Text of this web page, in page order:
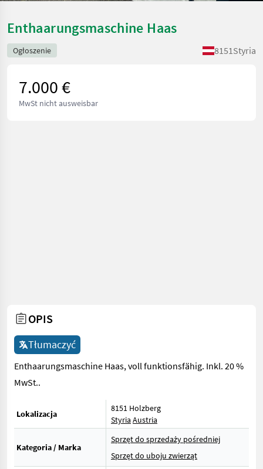
Enthaarungsmaschine Haas
Ogłoszenie 8151Styria
7.000 €
MwSt nicht ausweisbar
OPIS
Tłumaczyć
Enthaarungsmaschine Haas, voll funktionsfähig. Inkl. 20 %
MwSt..
Lokalizacja
8151 Holzberg
Styria Austria
Kategoria / Marka
Sprzęt do sprzedaży pośredniej
Sprzęt do uboju zwierząt